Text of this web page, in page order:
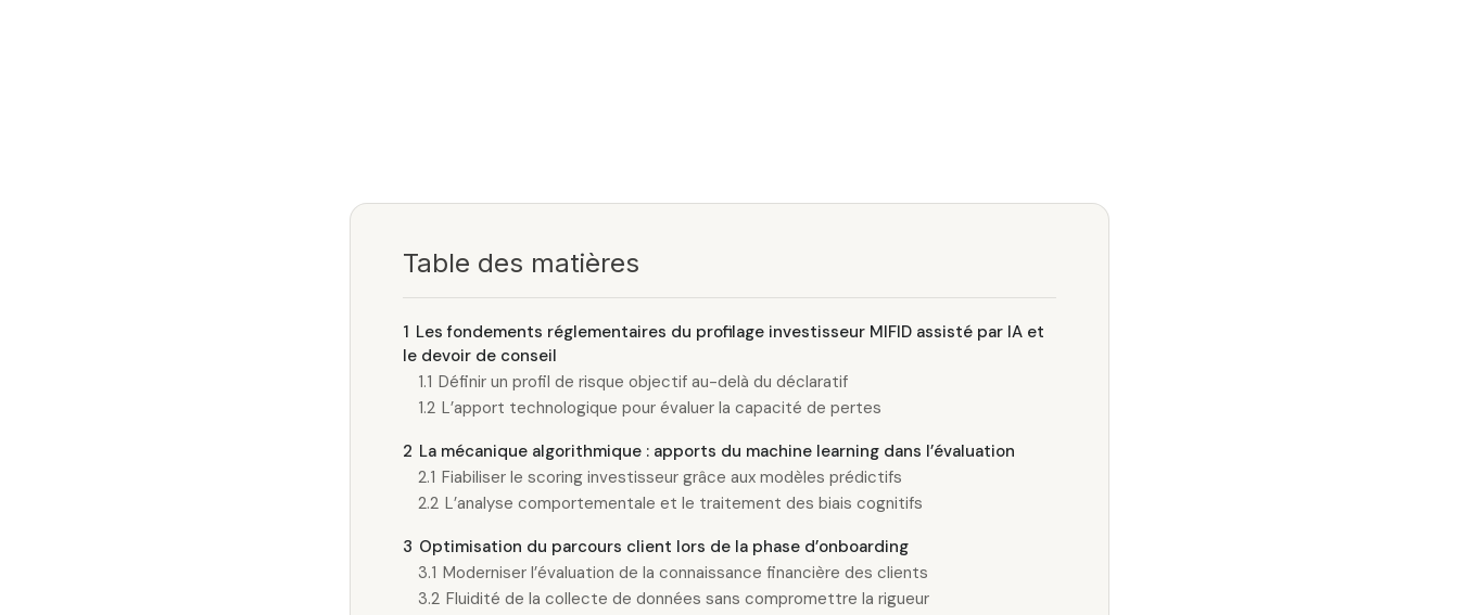
Table des matières
1 Les fondements réglementaires du profilage investisseur MIFID assisté par IA et
le devoir de conseil
1.1 Définir un profil de risque objectif au-delà du déclaratif
1.2 L’apport technologique pour évaluer la capacité de pertes
2 La mécanique algorithmique : apports du machine learning dans l’évaluation
2.1 Fiabiliser le scoring investisseur grâce aux modèles prédictifs
2.2 L’analyse comportementale et le traitement des biais cognitifs
3 Optimisation du parcours client lors de la phase d’onboarding
3.1 Moderniser l’évaluation de la connaissance financière des clients
3.2 Fluidité de la collecte de données sans compromettre la rigueur